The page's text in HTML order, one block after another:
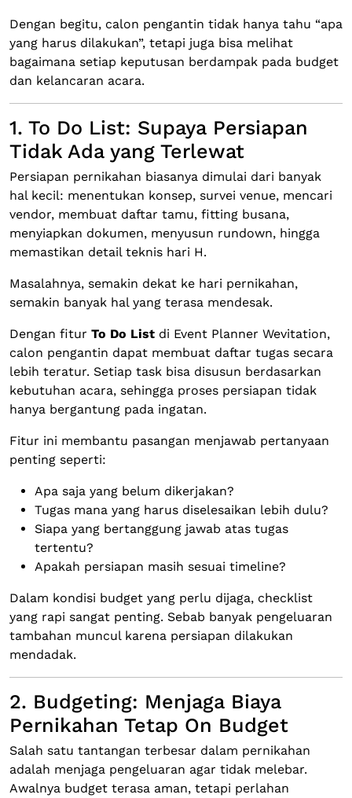
Dengan begitu, calon pengantin tidak hanya tahu “apa
yang harus dilakukan”, tetapi juga bisa melihat
bagaimana setiap keputusan berdampak pada budget
dan kelancaran acara.
1. To Do List: Supaya Persiapan
Tidak Ada yang Terlewat
Persiapan pernikahan biasanya dimulai dari banyak
hal kecil: menentukan konsep, survei venue, mencari
vendor, membuat daftar tamu, fitting busana,
menyiapkan dokumen, menyusun rundown, hingga
memastikan detail teknis hari H.
Masalahnya, semakin dekat ke hari pernikahan,
semakin banyak hal yang terasa mendesak.
Dengan fitur To Do List di Event Planner Wevitation,
calon pengantin dapat membuat daftar tugas secara
lebih teratur. Setiap task bisa disusun berdasarkan
kebutuhan acara, sehingga proses persiapan tidak
hanya bergantung pada ingatan.
Fitur ini membantu pasangan menjawab pertanyaan
penting seperti:
Apa saja yang belum dikerjakan?
Tugas mana yang harus diselesaikan lebih dulu?
Siapa yang bertanggung jawab atas tugas
tertentu?
Apakah persiapan masih sesuai timeline?
Dalam kondisi budget yang perlu dijaga, checklist
yang rapi sangat penting. Sebab banyak pengeluaran
tambahan muncul karena persiapan dilakukan
mendadak.
2. Budgeting: Menjaga Biaya
Pernikahan Tetap On Budget
Salah satu tantangan terbesar dalam pernikahan
adalah menjaga pengeluaran agar tidak melebar.
Awalnya budget terasa aman, tetapi perlahan